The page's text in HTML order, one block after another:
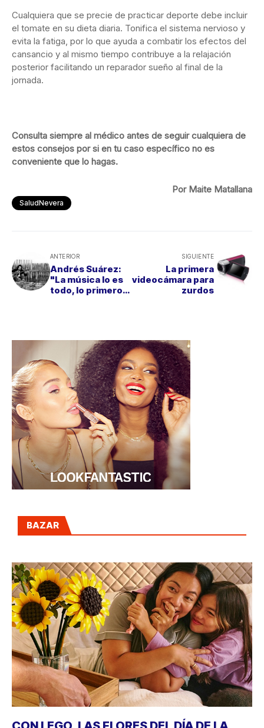
Cualquiera que se precie de practicar deporte debe incluir
el tomate en su dieta diaria. Tonifica el sistema nervioso y
evita la fatiga, por lo que ayuda a combatir los efectos del
cansancio y al mismo tiempo contribuye a la relajación
posterior facilitando un reparador sueño al final de la
jornada.
Consulta siempre al médico antes de seguir cualquiera de
estos consejos por si en tu caso específico no es
conveniente que lo hagas.
Por Maite Matallana
SaludNevera
ANTERIOR
Andrés Suárez:
"La música lo es
todo, lo primero
SIGUIENTE
La primera
videocámara para
zurdos
BAZAR